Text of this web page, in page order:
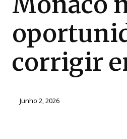
corrigir
Junho 2, 2026